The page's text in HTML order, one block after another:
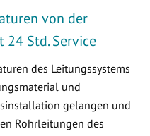
von der
Std. Service
des Leitungssystems
und
gelangen und
Rohrleitungen des